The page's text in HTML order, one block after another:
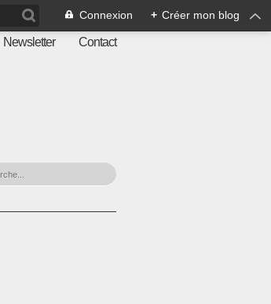
Connexion + Créer mon blog
Newsletter Contact